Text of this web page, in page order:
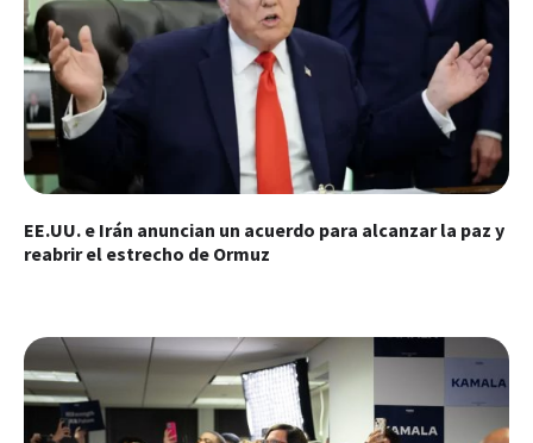
EE.UU. e Irán anuncian un acuerdo para alcanzar la paz y
reabrir el estrecho de Ormuz